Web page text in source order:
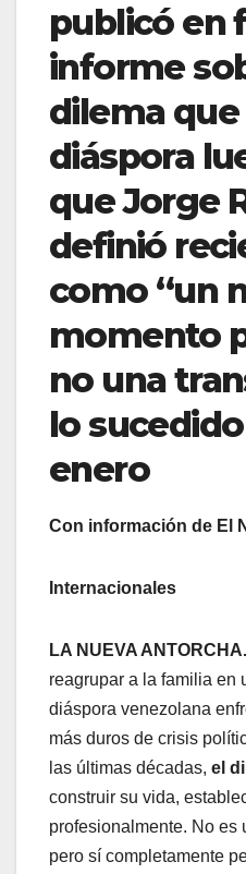
publicó en
informe
dilema
diáspora
que Jorge
definió
como “un
momento
no una
lo
enero
Con información de El
Internacionales
LA NUEVA
reagrupar a la familia en
diáspora venezolana
más duros de crisis
las últimas décadas, el
construir su vida,
profesionalmente. No es
pero sí completamente